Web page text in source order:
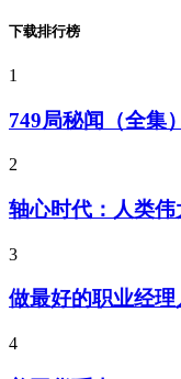
下载排行榜
1
749局秘闻（全集
2
轴心时代：人类
3
做最好的职业经理
4